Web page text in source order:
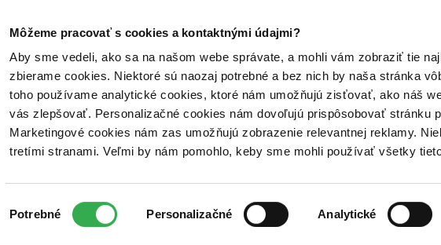
Môžeme pracovať s cookies a kontaktnými údajmi?
Aby sme vedeli, ako sa na našom webe správate, a mohli vám zobraziť tie
zbierame cookies. Niektoré sú naozaj potrebné a bez nich by naša stránka
toho používame analytické cookies, ktoré nám umožňujú zisťovať, ako náš
vás zlepšovať. Personalizačné cookies nám dovoľujú prispôsobovať stránku
Marketingové cookies nám zas umožňujú zobrazenie relevantnej reklamy.
tretími stranami. Veľmi by nám pomohlo, keby sme mohli používať všetky
súhlasu
Potrebné Personalizačné Analytické
Poukážky Kontakt